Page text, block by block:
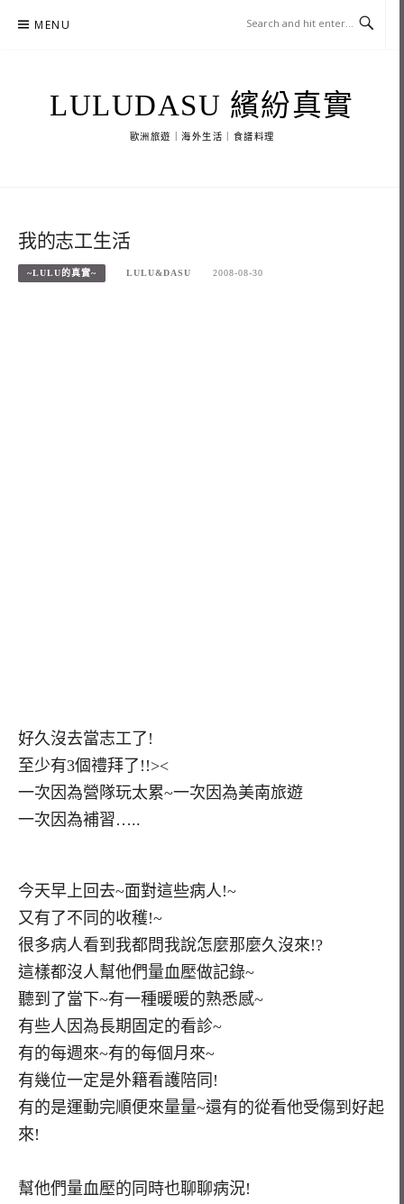
MENU
LULUDASU 繽紛真實
歐洲旅遊｜海外生活｜食譜料理
我的志工生活
~LULU的真實~ LULU&DASU 2008-08-30
好久沒去當志工了!
至少有3個禮拜了!!><
一次因為營隊玩太累~一次因為美南旅遊
一次因為補習…..
今天早上回去~面對這些病人!~
又有了不同的收穫!~
很多病人看到我都問我說怎麼那麼久沒來!?
這樣都沒人幫他們量血壓做記錄~
聽到了當下~有一種暖暖的熟悉感~
有些人因為長期固定的看診~
有的每週來~有的每個月來~
有幾位一定是外籍看護陪同!
有的是運動完順便來量量~還有的從看他受傷到好起
來!
幫他們量血壓的同時也聊聊病況!